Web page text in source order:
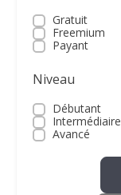
Gratuit
Freemium
Payant
Niveau
Débutant
Intermédiaire
Avancé